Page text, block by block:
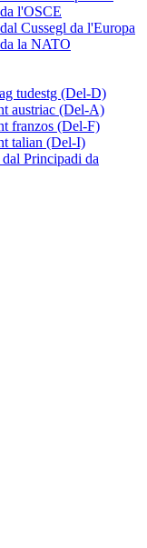
l'OSCE
Cussegl da l'Europa
la NATO
tudestg (Del-D)
austriac (Del-A)
franzos (Del-F)
talian (Del-I)
Principadi da